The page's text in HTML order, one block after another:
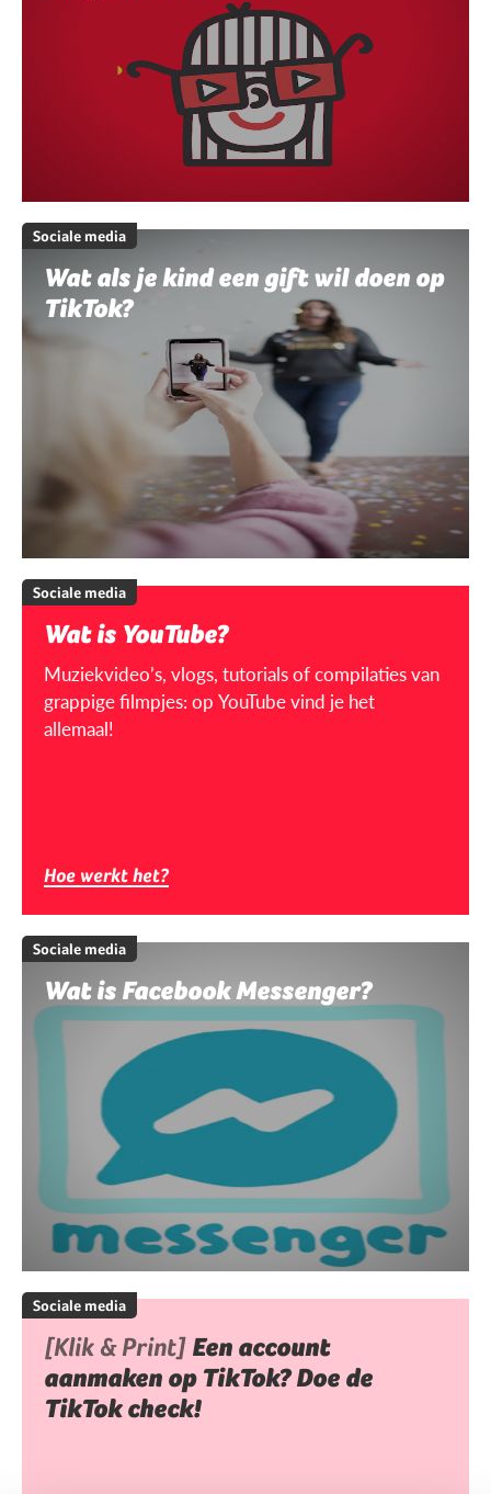
Sociale media
Wat als je kind een gift wil doen op
TikTok?
Sociale media
Wat is YouTube?
Muziekvideo’s, vlogs, tutorials of compilaties van
grappige filmpjes: op YouTube vind je het
allemaal!
Hoe werkt het?
Sociale media
Wat is Facebook Messenger?
Sociale media
[Klik & Print] Een account
aanmaken op TikTok? Doe de
TikTok check!